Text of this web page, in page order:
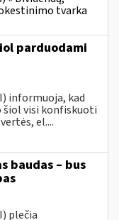
tvarka
parduodami
informuoja, kad
šiol visi konfiskuoti
el....
baudas – bus
plečia